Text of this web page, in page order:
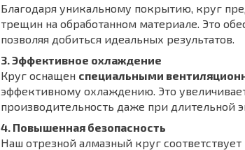
Благодаря уникальному покрытию, круг
трещин на обработанном материале. Это
позволяя добиться идеальных результатов.
3. Эффективное охлаждение
Круг оснащен специальными
эффективному охлаждению. Это
производительность даже при длительной
4. Повышенная безопасность
Наш отрезной алмазный круг